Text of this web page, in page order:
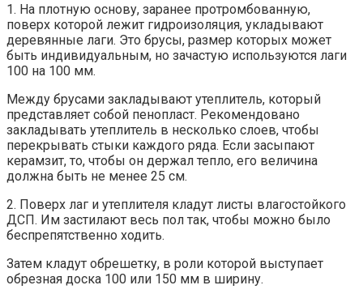
1. На плотную основу, заранее протромбованную,
поверх которой лежит гидроизоляция, укладывают
деревянные лаги. Это брусы, размер которых может
быть индивидуальным, но зачастую используются лаги
100 на 100 мм.
Между брусами закладывают утеплитель, который
представляет собой пенопласт. Рекомендовано
закладывать утеплитель в несколько слоев, чтобы
перекрывать стыки каждого ряда. Если засыпают
керамзит, то, чтобы он держал тепло, его величина
должна быть не менее 25 см.
2. Поверх лаг и утеплителя кладут листы влагостойкого
ДСП. Им застилают весь пол так, чтобы можно было
беспрепятственно ходить.
Затем кладут обрешетку, в роли которой выступает
обрезная доска 100 или 150 мм в ширину.